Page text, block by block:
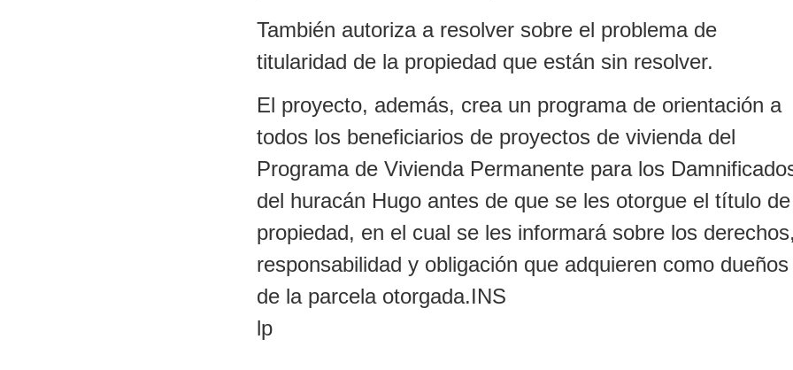
También autoriza a resolver sobre el problema de
titularidad de la propiedad que están sin resolver.
El proyecto, además, crea un programa de orientación a
todos los beneficiarios de proyectos de vivienda del
Programa de Vivienda Permanente para los
del huracán Hugo antes de que se les otorgue el título de
propiedad, en el cual se les informará sobre los
responsabilidad y obligación que adquieren como dueños
de la parcela otorgada.INS
lp